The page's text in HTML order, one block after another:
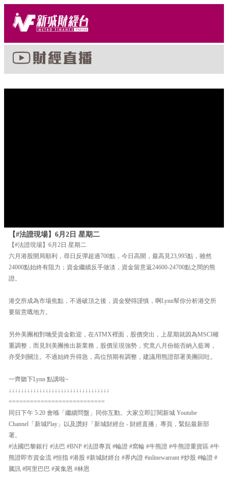
【#法證現場】6月2日 星期二
【#法證現場】6月2日 星期二
六月港股開局順利，尋日反彈超過700點，今日高開，最高見23,995點，雖然
24000點始終有阻力；資金繼續反手做淡，資金留意返24600-24700點之間的熊
證。
港交所成為市場焦點，不過破頂之後，資金變得謹慎，啊Lynn幫你分析港交所
要留意嘅地方。
另外美團相對哋受資金歡迎，在ATMX裡面，股價突出，上星期就因為MSCI權
重調整，而見到美團推出新業務，股價呈現強勢，究竟八月份能否納入藍籌，
亦受到關注。不過始終升得急，高位預期有調整，建議用熊證部署美團回吐。
一齊聽下Lynn 點講啦~
↓↓↓↓↓↓↓↓↓↓↓↓↓↓↓↓↓↓↓↓↓↓↓↓↓↓↓↓↓↓↓↓↓
===========================
同日下午 5:20 會喺「繼續問盤」同你互動。大家立即訂閱新城 Youtube
Channel「新城Play」以及讚好「新城財經台 - 財經直播」專頁，緊貼最新部
署。
#法國巴黎銀行 #法巴 #BNP #法證專頁 #輪證 #窩輪 #牛熊證 #牛熊證重貨區 #牛
熊證即市資金流 #恒指 #港股 #新城財經台 #界內證 #inlinewarrant #炒股 #輪證 #
騰訊 #阿里巴巴 #黃集恩 #林恩